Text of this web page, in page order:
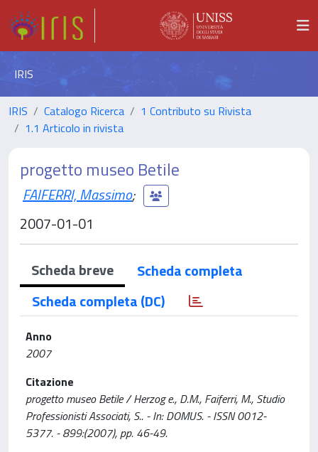
IRIS
IRIS Catalogo Ricerca
1 Contributo su Rivista
1.1 Articolo in rivista
progetto museo Betile
FAIFERRI, Massimo;
2007-01-01
Scheda breve
Scheda completa
Scheda completa (DC)
Anno
2007
Citazione
progetto museo Betile / Herzog e., D.M., Faiferri, M., Studio
Professionisti Associati, S.. - In: DOMUS. - ISSN 0012-
5377. - 899:(2007), pp. 46-49.